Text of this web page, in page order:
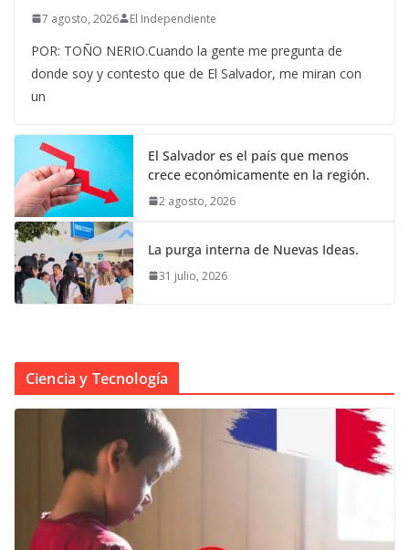
7 agosto, 2026 El Independiente
POR: TOÑO NERIO.Cuando la gente me pregunta de
donde soy y contesto que de El Salvador, me miran con
un
El Salvador es el país que menos
crece económicamente en la región.
2 agosto, 2026
La purga interna de Nuevas Ideas.
31 julio, 2026
Ciencia y Tecnología